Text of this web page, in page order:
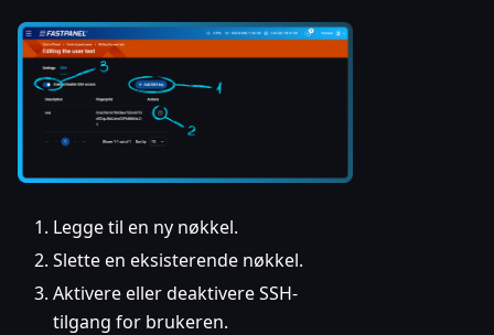
Legge til en ny nøkkel.
Slette en eksisterende nøkkel.
Aktivere eller deaktivere SSH-
tilgang for brukeren.